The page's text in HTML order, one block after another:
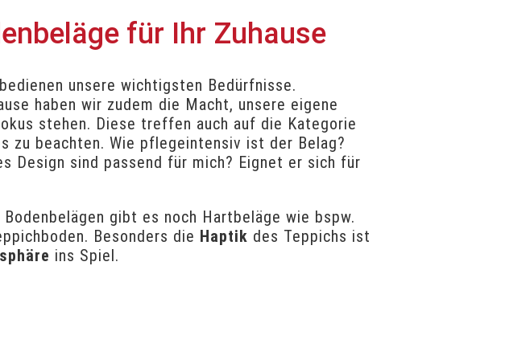
für Ihr Zuhause
unsere wichtigsten Bedürfnisse.
haben wir zudem die Macht, unsere eigene
stehen. Diese treffen auch auf die Kategorie
zu beachten. Wie pflegeintensiv ist der Belag?
Design sind passend für mich? Eignet er sich für
gibt es noch Hartbeläge wie bspw.
Besonders die Haptik des Teppichs ist
ins Spiel.